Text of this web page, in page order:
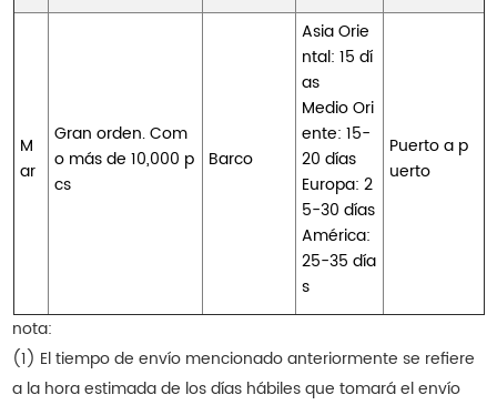
M
ar
Gran orden. Com
o más de 10,000 p
cs
Barco
Asia Orie
ntal: 15 dí
as
Medio Ori
ente: 15-
20 días
Europa: 2
5-30 días
América:
25-35 día
s
Puerto a p
uerto
nota:
(1) El tiempo de envío mencionado anteriormente se refiere
a la hora estimada de los días hábiles que tomará el envío